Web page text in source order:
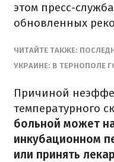
этом пресс-
обновленных
ЧИТАЙТЕ ТАКЖЕ:
УКРАИНЕ: В ТЕРНОПОЛЕ
Причиной
температурного
больной может
инкубационном
или принять